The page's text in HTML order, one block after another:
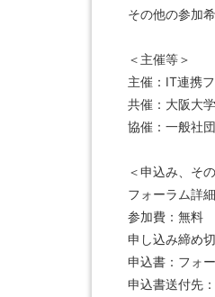
その他の参加
＜主催等＞
主催：IT連携
共催：大阪大
協催：一般社
＜申込み、そ
フォーラム詳細
参加費：無料
申し込み締め
申込書：フォ
申込書送付先：